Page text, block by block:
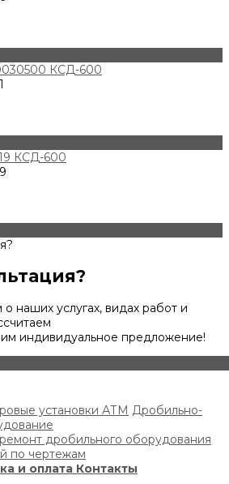
КСД-600
КСД-600
наших услугах, видах работ и
индивидуальное предложение!
установки АТМ Дробильно-
дробильного оборудования
по чертежам
и оплата Контакты